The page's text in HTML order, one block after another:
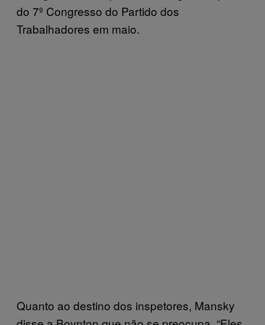
do 7º Congresso do Partido dos
Trabalhadores em maio.
Quanto ao destino dos inspetores, Mansky